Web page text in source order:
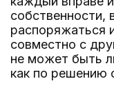
собственности,
распоряжаться
совместно с
не может быть
как по решению